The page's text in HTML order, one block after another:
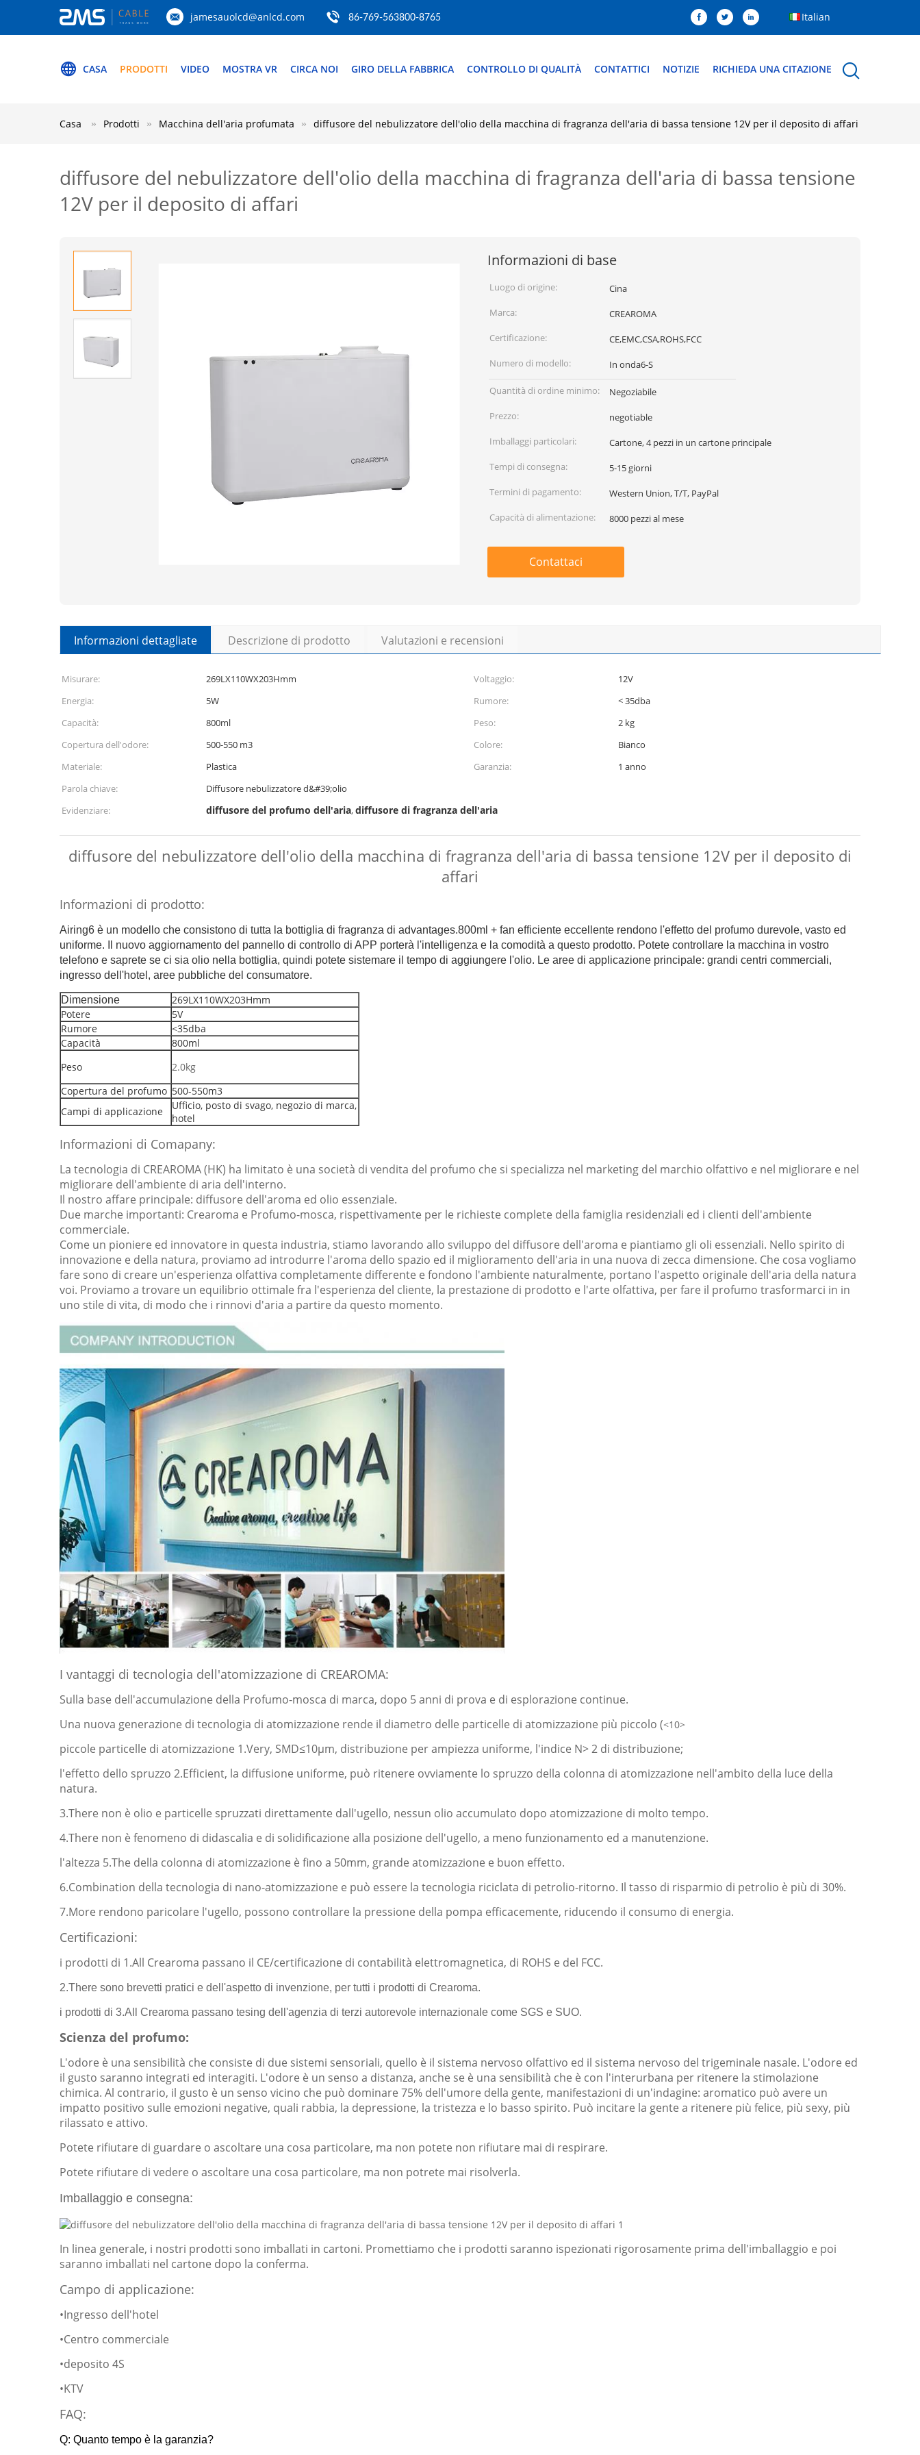
jamesauolcd@anlcd.com 86-769-563800-8765 Italian
CASA PRODOTTI VIDEO MOSTRA VR CIRCA NOI GIRO DELLA FABBRICA CONTROLLO DI QUALITÀ CONTATTICI NOTIZIE RICHIEDA UNA CITAZIONE
Casa Prodotti Macchina dell'aria profumata diffusore del nebulizzatore dell'olio della macchina di fragranza dell'aria di bassa tensione 12V per il deposito di affari
diffusore del nebulizzatore dell'olio della macchina di fragranza dell'aria di bassa tensione
12V per il deposito di affari
Informazioni di base
Luogo di origine:
Cina
Marca:
CREAROMA
Certificazione:
CE,EMC,CSA,ROHS,FCC
Numero di modello:
In onda6-S
Quantità di ordine minimo:
Negoziabile
Prezzo:
negotiable
Imballaggi particolari:
Cartone, 4 pezzi in un cartone principale
Tempi di consegna:
5-15 giorni
Termini di pagamento:
Western Union, T/T, PayPal
Capacità di alimentazione:
8000 pezzi al mese
Contattaci
Informazioni dettagliate Descrizione di prodotto Valutazioni e recensioni
Misurare: 269LX110WX203Hmm Voltaggio:
12V
Energia:
5W Rumore:
< 35dba
Capacità:
800ml Peso:
2 kg
Copertura dell'odore:
500-550 m3 Colore:
Bianco
Materiale:
Plastica Garanzia:
1 anno
Parola chiave:
Diffusore nebulizzatore d&#39;olio
Evidenziare:
diffusore del profumo dell'aria,diffusore di fragranza dell'aria
diffusore del nebulizzatore dell'olio della macchina di fragranza dell'aria di bassa tensione 12V per il deposito di
affari
Informazioni di prodotto:
Airing6 è un modello che consistono di tutta la bottiglia di fragranza di advantages.800ml + fan efficiente eccellente rendono l'effetto del profumo durevole, vasto ed
uniforme. Il nuovo aggiornamento del pannello di controllo di APP porterà l'intelligenza e la comodità a questo prodotto. Potete controllare la macchina in vostro
telefono e saprete se ci sia olio nella bottiglia, quindi potete sistemare il tempo di aggiungere l'olio. Le aree di applicazione principale: grandi centri commerciali,
ingresso dell'hotel, aree pubbliche del consumatore.
Dimensione
269LX110WX203Hmm
Potere
5V
Rumore
<35dba
Capacità
800ml
Peso
2.0kg
Copertura del profumo 500-550m3
Campi di applicazione
Ufficio, posto di svago, negozio di marca,
hotel
Informazioni di Comapany:
La tecnologia di CREAROMA (HK) ha limitato è una società di vendita del profumo che si specializza nel marketing del marchio olfattivo e nel migliorare e nel
migliorare dell'ambiente di aria dell'interno.
Il nostro affare principale: diffusore dell'aroma ed olio essenziale.
Due marche importanti: Crearoma e Profumo-mosca, rispettivamente per le richieste complete della famiglia residenziali ed i clienti dell'ambiente
commerciale.
Come un pioniere ed innovatore in questa industria, stiamo lavorando allo sviluppo del diffusore dell'aroma e piantiamo gli oli essenziali. Nello spirito di
innovazione e della natura, proviamo ad introdurre l'aroma dello spazio ed il miglioramento dell'aria in una nuova di zecca dimensione. Che cosa vogliamo
fare sono di creare un'esperienza olfattiva completamente differente e fondono l'ambiente naturalmente, portano l'aspetto originale dell'aria della natura
voi. Proviamo a trovare un equilibrio ottimale fra l'esperienza del cliente, la prestazione di prodotto e l'arte olfattiva, per fare il profumo trasformarci in in
uno stile di vita, di modo che i rinnovi d'aria a partire da questo momento.
I vantaggi di tecnologia dell'atomizzazione di CREAROMA:
Sulla base dell'accumulazione della Profumo-mosca di marca, dopo 5 anni di prova e di esplorazione continue.
Una nuova generazione di tecnologia di atomizzazione rende il diametro delle particelle di atomizzazione più piccolo (<10>
piccole particelle di atomizzazione 1.Very, SMD≤10μm, distribuzione per ampiezza uniforme, l'indice N> 2 di distribuzione;
l'effetto dello spruzzo 2.Efficient, la diffusione uniforme, può ritenere ovviamente lo spruzzo della colonna di atomizzazione nell'ambito della luce della
natura.
3.There non è olio e particelle spruzzati direttamente dall'ugello, nessun olio accumulato dopo atomizzazione di molto tempo.
4.There non è fenomeno di didascalia e di solidificazione alla posizione dell'ugello, a meno funzionamento ed a manutenzione.
l'altezza 5.The della colonna di atomizzazione è fino a 50mm, grande atomizzazione e buon effetto.
6.Combination della tecnologia di nano-atomizzazione e può essere la tecnologia riciclata di petrolio-ritorno. Il tasso di risparmio di petrolio è più di 30%.
7.More rendono paricolare l'ugello, possono controllare la pressione della pompa efficacemente, riducendo il consumo di energia.
Certificazioni:
i prodotti di 1.All Crearoma passano il CE/certificazione di contabilità elettromagnetica, di ROHS e del FCC.
2.There sono brevetti pratici e dell'aspetto di invenzione, per tutti i prodotti di Crearoma.
i prodotti di 3.All Crearoma passano tesing dell'agenzia di terzi autorevole internazionale come SGS e SUO.
Scienza del profumo:
L'odore è una sensibilità che consiste di due sistemi sensoriali, quello è il sistema nervoso olfattivo ed il sistema nervoso del trigeminale nasale. L'odore ed
il gusto saranno integrati ed interagiti. L'odore è un senso a distanza, anche se è una sensibilità che è con l'interurbana per ritenere la stimolazione
chimica. Al contrario, il gusto è un senso vicino che può dominare 75% dell'umore della gente, manifestazioni di un'indagine: aromatico può avere un
impatto positivo sulle emozioni negative, quali rabbia, la depressione, la tristezza e lo basso spirito. Può incitare la gente a ritenere più felice, più sexy, più
rilassato e attivo.
Potete rifiutare di guardare o ascoltare una cosa particolare, ma non potete non rifiutare mai di respirare.
Potete rifiutare di vedere o ascoltare una cosa particolare, ma non potrete mai risolverla.
Imballaggio e consegna:
In linea generale, i nostri prodotti sono imballati in cartoni. Promettiamo che i prodotti saranno ispezionati rigorosamente prima dell'imballaggio e poi
saranno imballati nel cartone dopo la conferma.
Campo di applicazione:
•Ingresso dell'hotel
•Centro commerciale
•deposito 4S
•KTV
FAQ:
Q: Quanto tempo è la garanzia?